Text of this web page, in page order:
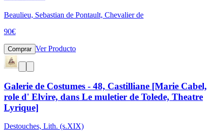
Beaulieu, Sebastian de Pontault, Chevalier de
90€
Comprar Ver Producto
Galerie de Costumes - 48, Castilliane [Marie Cabel,
role d' Elvire, dans Le muletier de Tolede, Theatre
Lyrique]
Destouches, Lith. (s.XIX)